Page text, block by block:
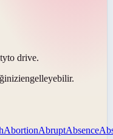
to drive.
engelleyebilir.
AbortionAbruptAbsence